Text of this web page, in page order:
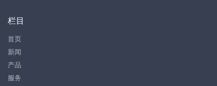
栏目
首页
新闻
产品
服务